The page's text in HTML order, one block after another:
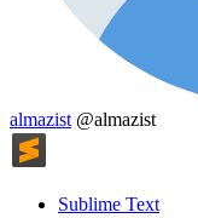
almazist @almazist
Sublime Text